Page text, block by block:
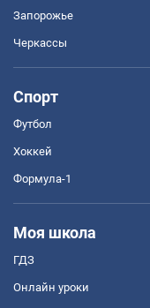
Запорожье
Черкассы
Спорт
Футбол
Хоккей
Формула-1
Моя школа
ГДЗ
Онлайн уроки